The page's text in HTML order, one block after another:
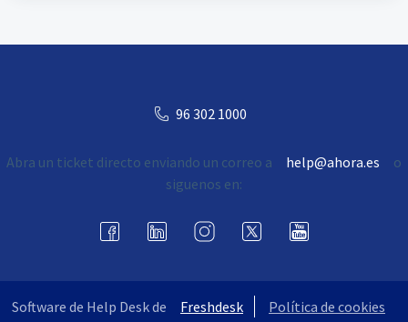
96 302 1000
Abra un ticket directo enviando un correo a help@ahora.es
o
siguenos en:
Software de Help Desk de Freshdesk Política de cookies